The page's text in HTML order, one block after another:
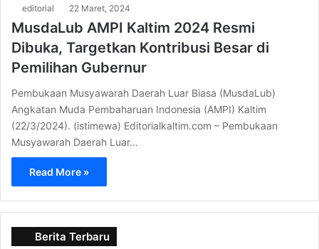
editorial 22 Maret, 2024
MusdaLub AMPI Kaltim 2024 Resmi
Dibuka, Targetkan Kontribusi Besar di
Pemilihan Gubernur
Pembukaan Musyawarah Daerah Luar Biasa (MusdaLub)
Angkatan Muda Pembaharuan Indonesia (AMPI) Kaltim
(22/3/2024). (istimewa) Editorialkaltim.com – Pembukaan
Musyawarah Daerah Luar…
Read More »
Berita Terbaru